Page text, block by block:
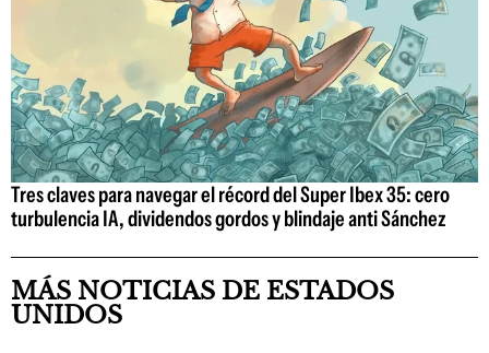
Tres claves para navegar el récord del Super Ibex 35: cero
turbulencia IA, dividendos gordos y blindaje anti Sánchez
MÁS NOTICIAS DE ESTADOS
UNIDOS